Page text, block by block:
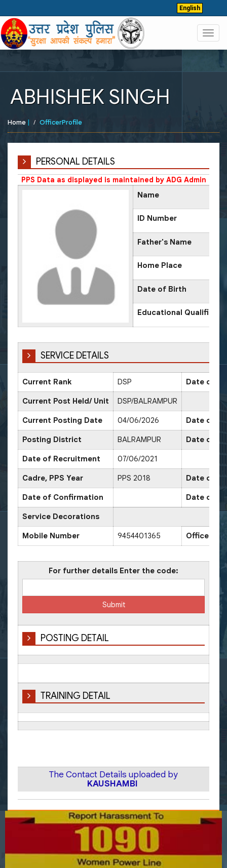
English
ABHISHEK SINGH
Home | OfficerProfile
PERSONAL DETAILS
PPS Data as displayed is maintained by ADG Admin
Name
ID Number
Father's Name
Home Place
Date of Birth
Educational
SERVICE DETAILS
Current Rank DSP Date of
Current Post Held/ Unit DSP/BALRAMPUR
Current Posting Date 04/06/2026 Date of
Posting District BALRAMPUR Date of
Date of Recruitment 07/06/2021
Cadre, PPS Year PPS 2018 Date of
Date of Confirmation Date of
Service Decorations
Mobile Number 9454401365 Office
For further details Enter the code:
POSTING DETAIL
TRAINING DETAIL
The Contact Details uploaded by
KAUSHAMBI